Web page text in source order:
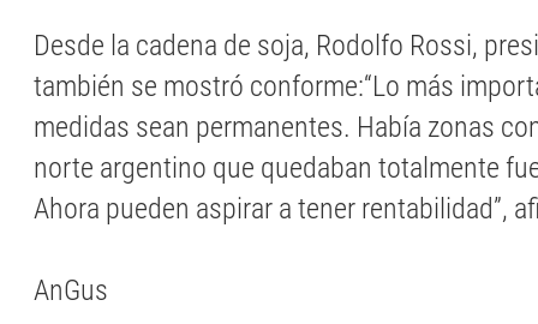
Desde la cadena de soja, Rodolfo Rossi,
también se mostró conforme:“Lo más
medidas sean permanentes. Había zonas
norte argentino que quedaban totalmente
Ahora pueden aspirar a tener rentabilidad”,
AnGus